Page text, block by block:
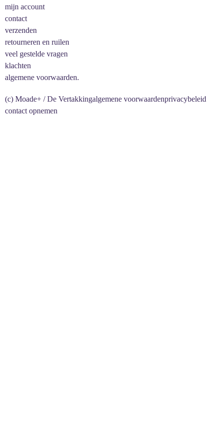
mijn account
contact
verzenden
retourneren en ruilen
veel gestelde vragen
klachten
algemene voorwaarden.
(c) Moade+ / De Vertakkingalgemene voorwaardenprivacybeleid
contact opnemen